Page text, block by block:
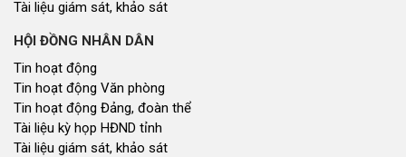
Tài liệu giám sát, khảo sát
HỘI ĐỒNG NHÂN DÂN
Tin hoạt động
Tin hoạt động Văn phòng
Tin hoạt động Đảng, đoàn thể
Tài liệu kỳ họp HĐND tỉnh
Tài liệu giám sát, khảo sát